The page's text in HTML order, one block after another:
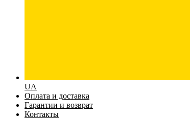
UA
Оплата и доставка
Гарантии и возврат
Контакты